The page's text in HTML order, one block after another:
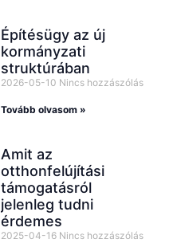
Építésügy az új
kormányzati
struktúrában
2026-05-10 Nincs hozzászólás
Tovább olvasom »
Amit az
otthonfelújítási
támogatásról
jelenleg tudni
érdemes
2025-04-16 Nincs hozzászólás